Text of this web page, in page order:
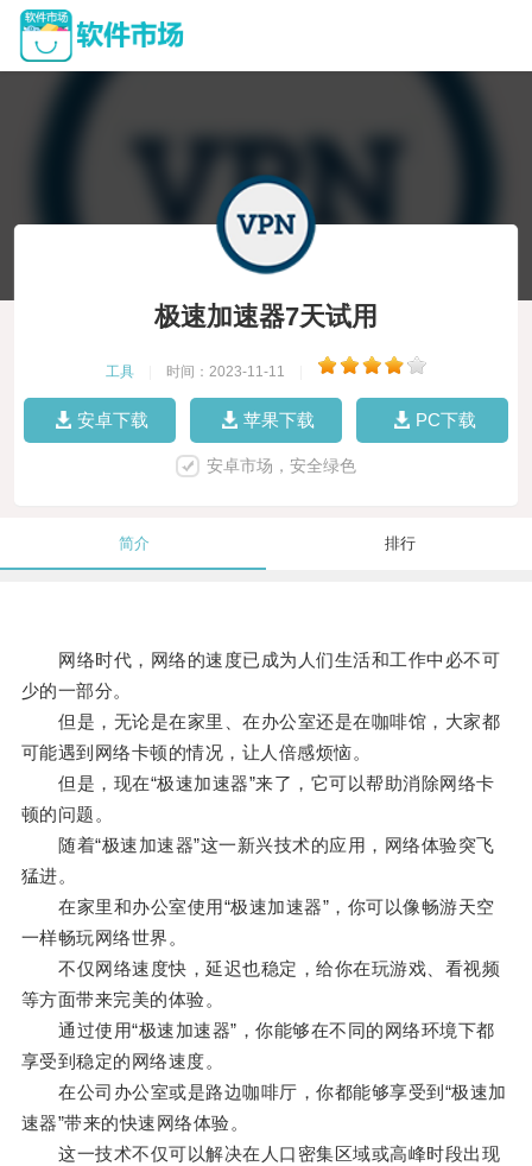
极速加速器7天试用
工具 时间：2023-11-11
安卓下载 苹果下载 PC下载
安卓市场，安全绿色
简介 排行
网络时代，网络的速度已成为人们生活和工作中必不可
少的一部分。
但是，无论是在家里、在办公室还是在咖啡馆，大家都
可能遇到网络卡顿的情况，让人倍感烦恼。
但是，现在“极速加速器”来了，它可以帮助消除网络卡
顿的问题。
随着“极速加速器”这一新兴技术的应用，网络体验突飞
猛进。
在家里和办公室使用“极速加速器”，你可以像畅游天空
一样畅玩网络世界。
不仅网络速度快，延迟也稳定，给你在玩游戏、看视频
等方面带来完美的体验。
通过使用“极速加速器”，你能够在不同的网络环境下都
享受到稳定的网络速度。
在公司办公室或是路边咖啡厅，你都能够享受到“极速加
速器”带来的快速网络体验。
这一技术不仅可以解决在人口密集区域或高峰时段出现